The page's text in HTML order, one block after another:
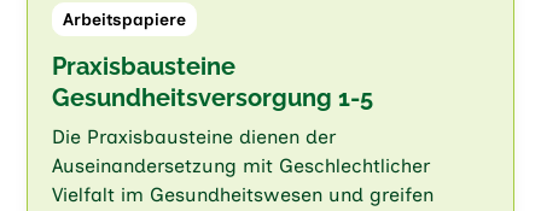
Arbeitspapiere
Praxisbausteine
Gesundheitsversorgung 1-5
Die Praxisbausteine dienen der
Auseinandersetzung mit Geschlechtlicher
Vielfalt im Gesundheitswesen und greifen